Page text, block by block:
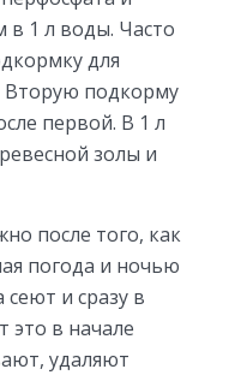
1 л воды. Часто
для
Вторую подкорму
первой. В 1 л
золы и
после того, как
погода и ночью
и сразу в
это в начале
удаляют